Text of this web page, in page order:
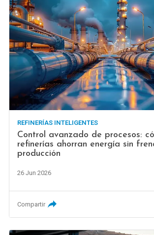
REFINERÍAS INTELIGENTES
Control avanzado de procesos:
refinerías ahorran energía sin
producción
26 Jun 2026
Compartir